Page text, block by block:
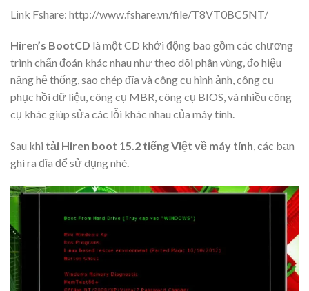
Link Fshare: http://www.fshare.vn/file/T8VT0BC5NT/
Hiren’s BootCD là một CD khởi động bao gồm các chương
trình chẩn đoán khác nhau như theo dõi phân vùng, đo hiệu
năng hệ thống, sao chép đĩa và công cụ hình ảnh, công cụ
phục hồi dữ liệu, công cụ MBR, công cụ BIOS, và nhiều công
cụ khác giúp sửa các lỗi khác nhau của máy tính.
Sau khi tải Hiren boot 15.2 tiếng Việt về máy tính, các bạn
ghi ra đĩa để sử dụng nhé.